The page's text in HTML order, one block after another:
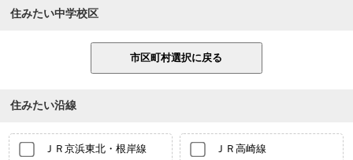
住みたい中学校区
住みたい沿線
ＪＲ京浜東北・根岸線 ＪＲ高崎線